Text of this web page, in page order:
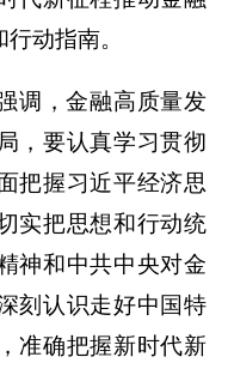
动指南。
调，金融高质量发
，要认真学习贯彻
把握习近平经济思
实把思想和行动统
神和中共中央对金
刻认识走好中国特
准确把握新时代新